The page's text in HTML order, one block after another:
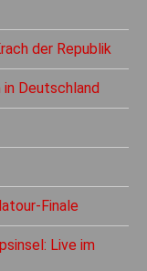
der Republik
Deutschland
Finale
Live im